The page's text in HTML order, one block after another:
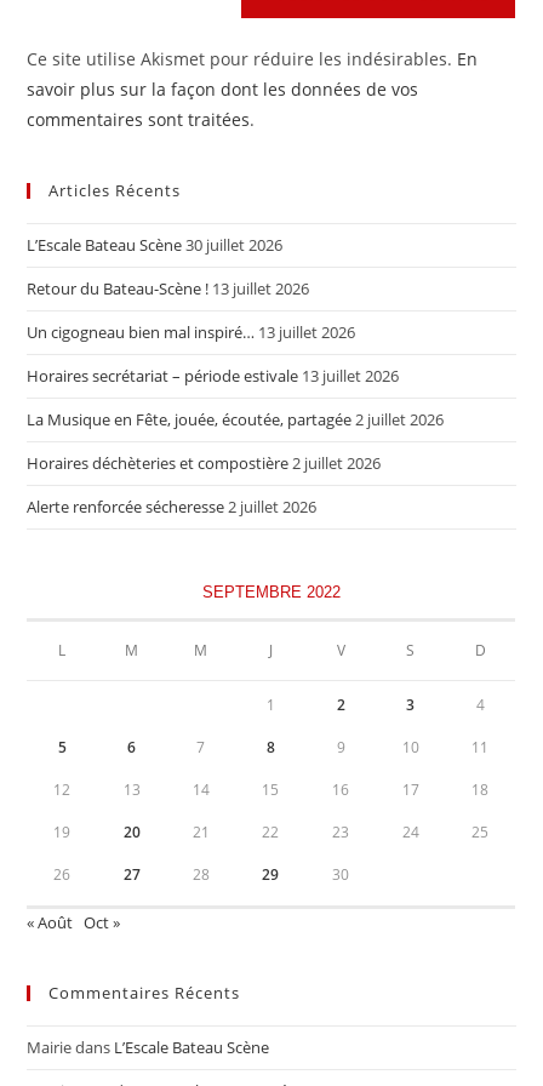
Ce site utilise Akismet pour réduire les indésirables. En
savoir plus sur la façon dont les données de vos
commentaires sont traitées.
Articles Récents
L’Escale Bateau Scène30 juillet 2026
Retour du Bateau-Scène ! 13 juillet 2026
Un cigogneau bien mal inspiré… 13 juillet 2026
Horaires secrétariat – période estivale 13 juillet 2026
La Musique en Fête, jouée, écoutée, partagée2 juillet 2026
Horaires déchèteries et compostière2 juillet 2026
Alerte renforcée sécheresse2 juillet 2026
SEPTEMBRE 2022
L M M J V S D
1 2 3 4
5 6 7 8 9 10 11
12 13 14 15 16 17 18
19 20 21 22 23 24 25
26 27 28 29 30
« Août Oct »
Commentaires Récents
Mairiedans L’Escale Bateau Scène